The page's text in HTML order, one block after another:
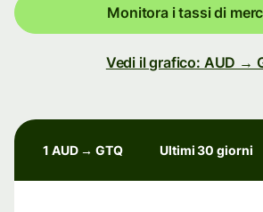
Monitora i tassi di
Vedi il grafico: AUD →
1 AUD → GTQ Ultimi 30 giorni